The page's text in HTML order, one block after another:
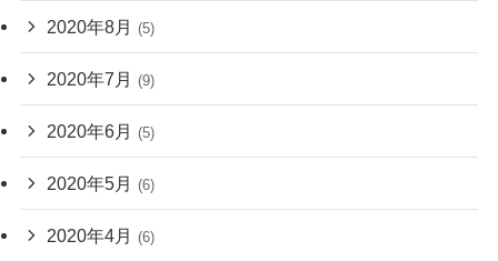
2020年8月 (5)
2020年7月 (9)
2020年6月 (5)
2020年5月 (6)
2020年4月 (6)